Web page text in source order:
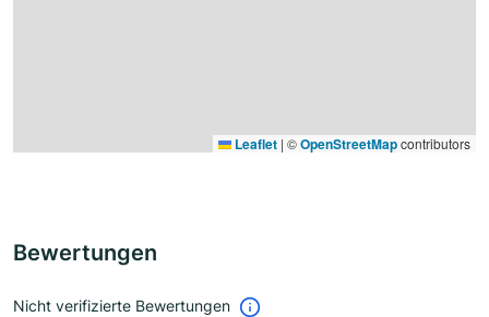
Leaflet | ©OpenStreetMapcontributors
Bewertungen
Nicht verifizierte Bewertungen